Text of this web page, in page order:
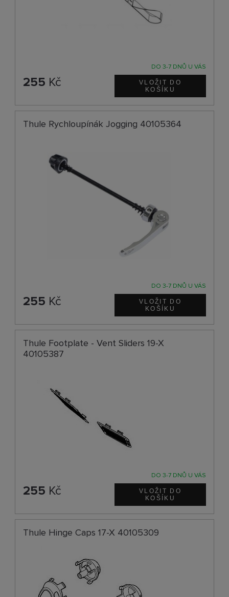
DO 3-7 DNŮ U VÁS
255 Kč
Thule Rychloupínák Jogging 40105364
DO 3-7 DNŮ U VÁS
255 Kč
Thule Footplate - Vent Sliders 19-X
40105387
DO 3-7 DNŮ U VÁS
255 Kč
Thule Hinge Caps 17-X 40105309